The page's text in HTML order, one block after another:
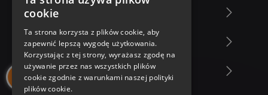
Zakupy u nas
Nasza oferta
Nasi autorzy
cookie
Ta strona korzysta z plików cookie, aby
zapewnić lepszą wygodę użytkowania.
Korzystając z tej strony, wyrażasz zgodę na
używanie przez nas wszystkich plików
cookie zgodnie z warunkami naszej polityki
plików cookie.